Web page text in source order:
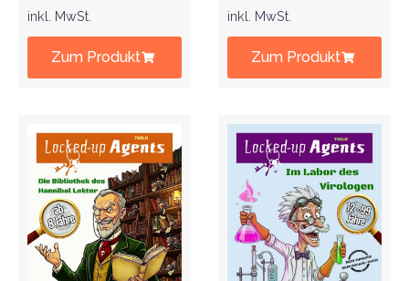
inkl. MwSt.
Zum Produkt
inkl. MwSt.
Zum Produkt